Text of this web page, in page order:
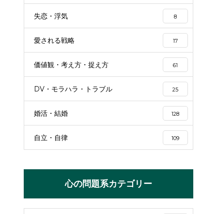
失恋・浮気 8
愛される戦略 17
価値観・考え方・捉え方 61
DV・モラハラ・トラブル 25
婚活・結婚 128
自立・自律 109
心の問題系カテゴリー